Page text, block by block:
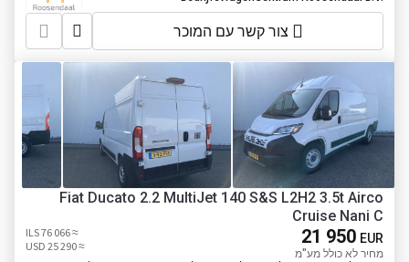
צור קשר עם המוכר
Fiat Ducato 2.2 MultiJet 140 S&S L2H2 3.5t Airco
Cruise Nani C
21 950 EUR
מחיר לא כולל מע"מ
≈ 76 066 ILS
≈ 25 290 USD